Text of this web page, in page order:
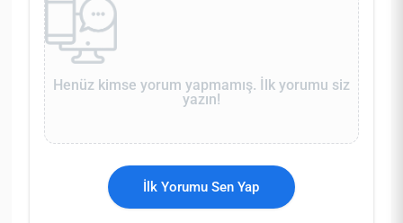
Henüz kimse yorum yapmamış. İlk yorumu siz
yazın!
İlk Yorumu Sen Yap